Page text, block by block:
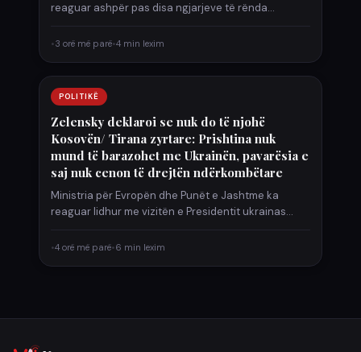
reaguar ashpër pas disa ngjarjeve të rënda
•3 orë më parë•4 min lexim
POLITIKË
Zelensky deklaroi se nuk do të njohë
Kosovën/ Tirana zyrtare: Prishtina nuk
mund të barazohet me Ukrainën, pavarësia e
saj nuk cenon të drejtën ndërkombëtare
Ministria për Evropën dhe Punët e Jashtme ka
reaguar lidhur me vizitën e Presidentit ukrainas
•4 orë më parë•6 min lexim